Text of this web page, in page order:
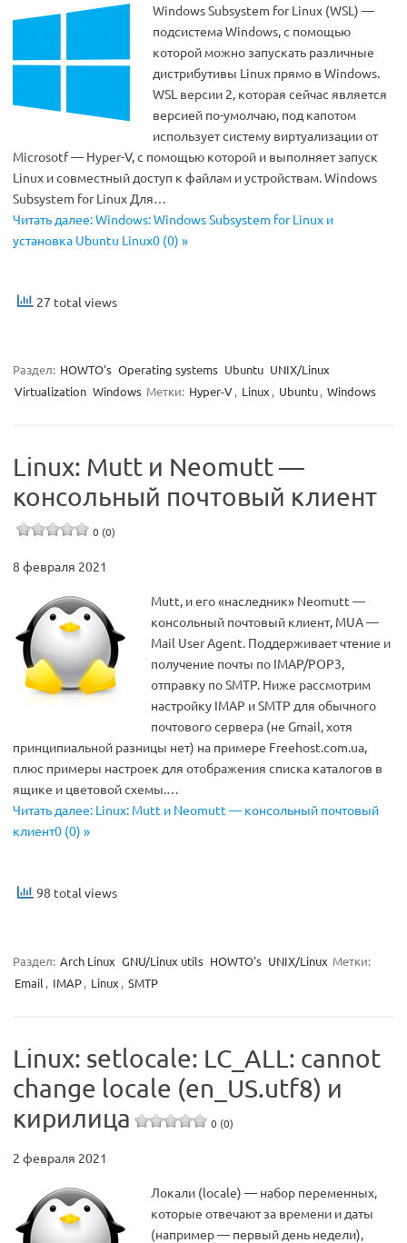
Windows Subsystem for Linux (WSL) —
подсистема Windows, с помощью
которой можно запускать различные
дистрибутивы Linux прямо в Windows.
WSL версии 2, которая сейчас является
версией по-умолчаю, под капотом
использует систему виртуализации от
Microsotf — Hyper-V, с помощью которой и выполняет запуск
Linux и совместный доступ к файлам и устройствам. Windows
Subsystem for Linux Для…
Читать далее: Windows: Windows Subsystem for Linux и
установка Ubuntu Linux0 (0) »
27 total views
Раздел: HOWTO's Operating systems Ubuntu UNIX/Linux
Virtualization Windows Метки: Hyper-V, Linux , Ubuntu, Windows
Linux: Mutt и Neomutt —
консольный почтовый клиент
0 (0)
8 февраля 2021
Mutt, и его «наследник» Neomutt —
консольный почтовый клиент, MUA —
Mail User Agent. Поддерживает чтение и
получение почты по IMAP/POP3,
отправку по SMTP. Ниже рассмотрим
настройку IMAP и SMTP для обычного
почтового сервера (не Gmail, хотя
принципиальной разницы нет) на примере Freehost.com.ua,
плюс примеры настроек для отображения списка каталогов в
ящике и цветовой схемы.…
Читать далее: Linux: Mutt и Neomutt — консольный почтовый
клиент0 (0) »
98 total views
Раздел: Arch Linux GNU/Linux utils HOWTO's UNIX/Linux Метки:
Email , IMAP, Linux , SMTP
Linux: setlocale: LC_ALL: cannot
change locale (en_US.utf8) и
кирилица
0 (0)
2 февраля 2021
Локали (locale) — набор переменных,
которые отвечают за времени и даты
(например — первый день недели),